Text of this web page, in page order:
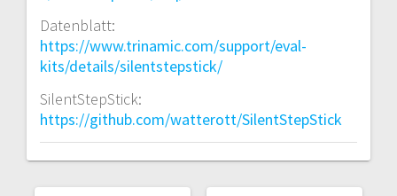
Datenblatt:
https://www.trinamic.com/support/eval-
kits/details/silentstepstick/
SilentStepStick:
https://github.com/watterott/SilentStepStick